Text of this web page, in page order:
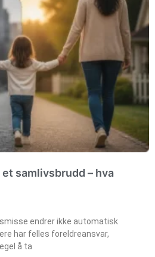
samlivsbrudd – hva
endrer ikke automatisk
har felles foreldreansvar,
å ta